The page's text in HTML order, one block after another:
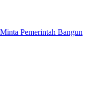
Pemerintah Bangun